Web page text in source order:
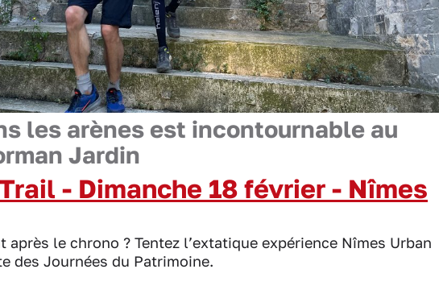
les arènes est incontournable au
Jardin
- Dimanche 18 février - Nîmes
après le chrono ? Tentez l’extatique expérience Nîmes Urban
des Journées du Patrimoine.